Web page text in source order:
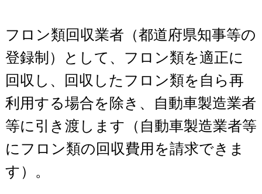
フロン類回収業者（都道府県知事等の
登録制）として、フロン類を適正に
回収し、回収したフロン類を自ら再
利用する場合を除き、自動車製造業者
等に引き渡します（自動車製造業者等
にフロン類の回収費用を請求できま
す）。